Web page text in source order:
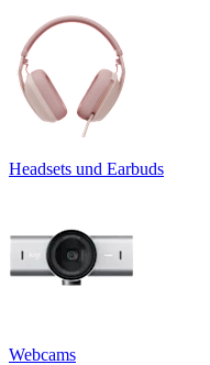
Headsets und Earbuds
Webcams